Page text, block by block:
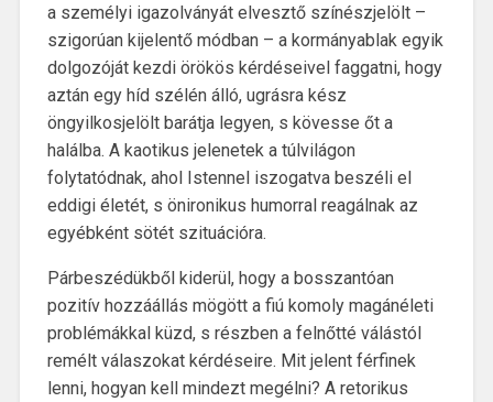
a személyi igazolványát elvesztő színészjelölt –
szigorúan kijelentő módban – a kormányablak egyik
dolgozóját kezdi örökös kérdéseivel faggatni, hogy
aztán egy híd szélén álló, ugrásra kész
öngyilkosjelölt barátja legyen, s kövesse őt a
halálba. A kaotikus jelenetek a túlvilágon
folytatódnak, ahol Istennel iszogatva beszéli el
eddigi életét, s önironikus humorral reagálnak az
egyébként sötét szituációra.
Párbeszédükből kiderül, hogy a bosszantóan
pozitív hozzáállás mögött a fiú komoly magánéleti
problémákkal küzd, s részben a felnőtté válástól
remélt válaszokat kérdéseire. Mit jelent férfinek
lenni, hogyan kell mindezt megélni? A retorikus